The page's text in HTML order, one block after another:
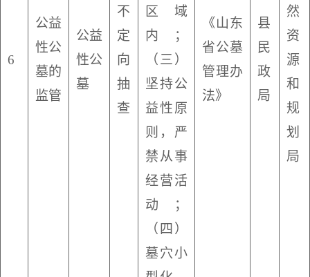
6
公益
性公
墓的
监管
公益
性公
墓
不
定
向
抽
查
区域
内；
（三）
坚持公
益性原
则，严
禁从事
经营活
动；
（四）
墓穴小
《山东
省公墓
管理办
法》
县
民
政
局
然
资
源
和
规
划
局